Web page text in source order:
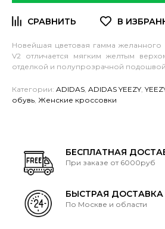
Новейшая цветовая гамма желанного
V2 отличается мягким желтым
отделкой и полупрозрачной подошвой
Категории: ADIDAS ADIDAS YEEZY
обувь Женские кроссовки
БЕСПЛАТНАЯ
При заказе от 6000руб
БЫСТРАЯ ДОСТАВКА
По Москве и области